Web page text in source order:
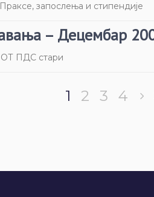
Праксе, запослења и стипендије
– Децембар
ОТ ПДС стари
1 2 3 4